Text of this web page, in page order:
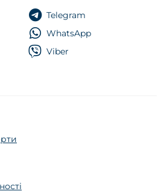
Telegram
WhatsApp
Viber